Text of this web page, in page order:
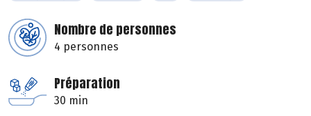
Nombre de personnes
4 personnes
Préparation
30 min